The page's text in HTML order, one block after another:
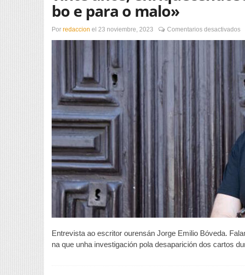
bo e para o malo»
Por redaccion el 23 noviembre, 2023 Comentarios desactivados
-
o
Entrevista ao escritor ourensán Jorge Emilio Bóveda.
na que unha investigación pola desaparición dos cartos